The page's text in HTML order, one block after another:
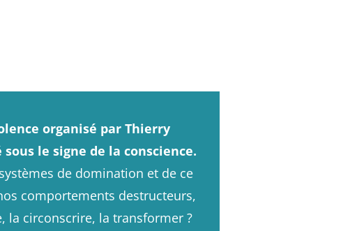
organisé par Thierry
le signe de la conscience.
de domination et de ce
comportements destructeurs,
la circonscrire, la transformer ?